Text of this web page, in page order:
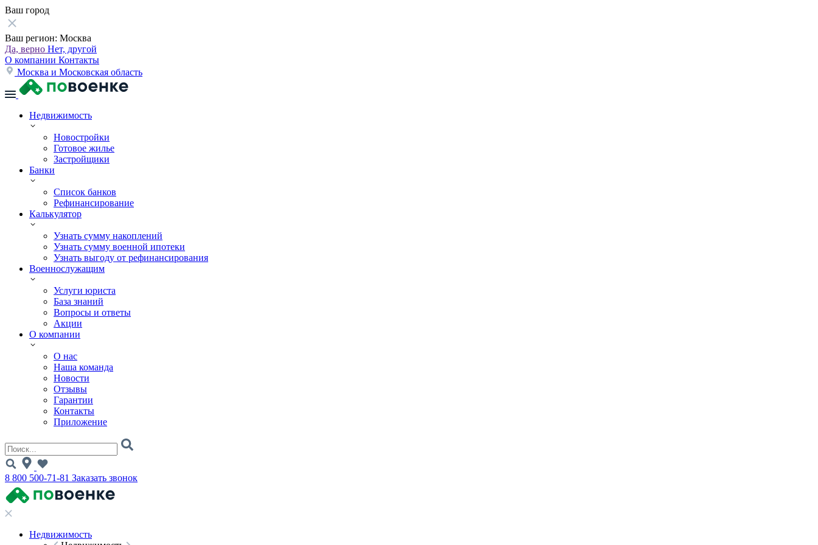
Ваш город
Ваш регион: Москва
Да, верно Нет, другой
О компании Контакты
Москва и Московская область
Недвижимость
Новостройки
Готовое жилье
Застройщики
Банки
Список банков
Рефинансирование
Калькулятор
Узнать сумму накоплений
Узнать сумму военной ипотеки
Узнать выгоду от рефинансирования
Военнослужащим
Услуги юриста
База знаний
Вопросы и ответы
Акции
О компании
О нас
Наша команда
Новости
Отзывы
Гарантии
Контакты
Приложение
8 800 500-71-81 Заказать звонок
Недвижимость